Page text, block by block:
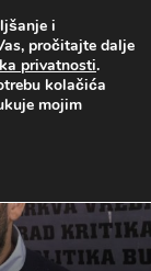
i
pročitajte dalje
privatnosti.
kolačića
mojim